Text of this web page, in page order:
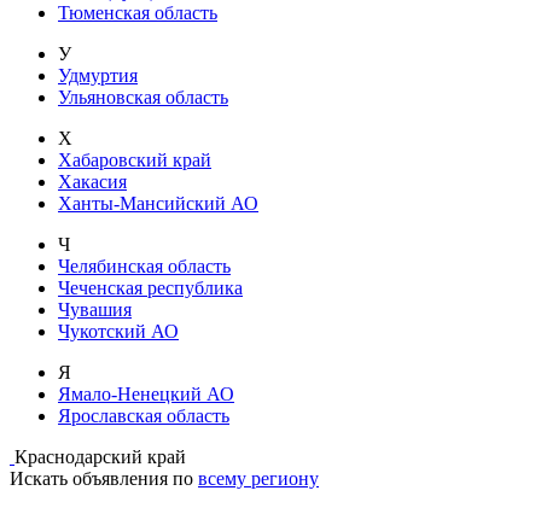
Тюменская область
У
Удмуртия
Ульяновская область
Х
Хабаровский край
Хакасия
Ханты-Мансийский АО
Ч
Челябинская область
Чеченская республика
Чувашия
Чукотский АО
Я
Ямало-Ненецкий АО
Ярославская область
Краснодарский край
Искать объявления по всему региону